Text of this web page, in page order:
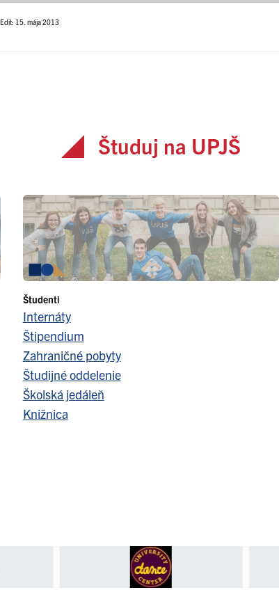
Edit: 15. mája 2013
Študuj na UPJŠ
Študenti
Internáty
Štipendium
Zahraničné pobyty
Študijné oddelenie
Školská jedáleň
Knižnica